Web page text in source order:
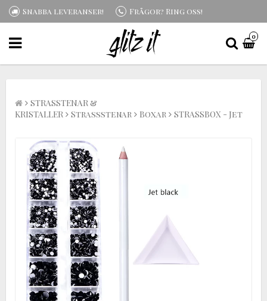
Snabba leveranser! Frågor? Ring oss!
0
STRASSTENAR &
KRISTALLER
Strassstenar Boxar STRASSBOX - Jet